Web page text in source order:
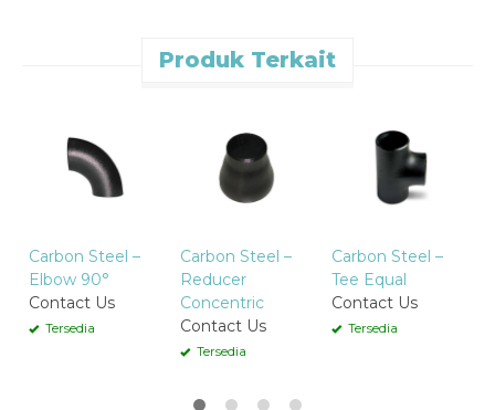
Produk Terkait
Carbon Steel –
Elbow 90°
Contact Us
Tersedia
Carbon Steel –
Reducer
Concentric
Contact Us
Tersedia
Carbon Steel –
Tee Equal
Contact Us
Tersedia